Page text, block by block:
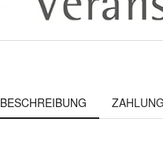
BESCHREIBUNG